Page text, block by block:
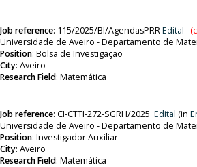
Job reference: 115/2025/BI/AgendasPRREdital
Universidade de Aveiro - Departamento de
Position: Bolsa de Investigação
City: Aveiro
Research Field: Matemática
Job reference: CI-CTTI-272-SGRH/2025 Edital (in
Universidade de Aveiro - Departamento de
Position: Investigador Auxiliar
City: Aveiro
Research Field: Matemática